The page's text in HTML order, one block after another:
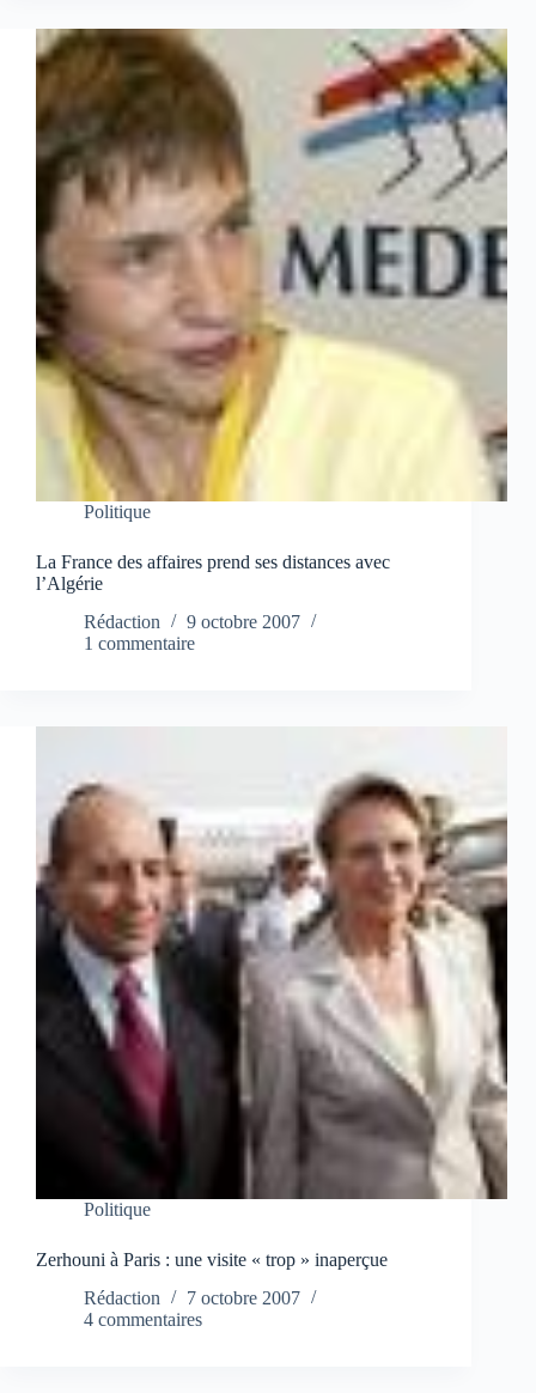
Politique
La France des affaires prend ses distances avec
l’Algérie
Rédaction
9 octobre 2007
1 commentaire
Politique
Zerhouni à Paris : une visite « trop » inaperçue
Rédaction
7 octobre 2007
4 commentaires